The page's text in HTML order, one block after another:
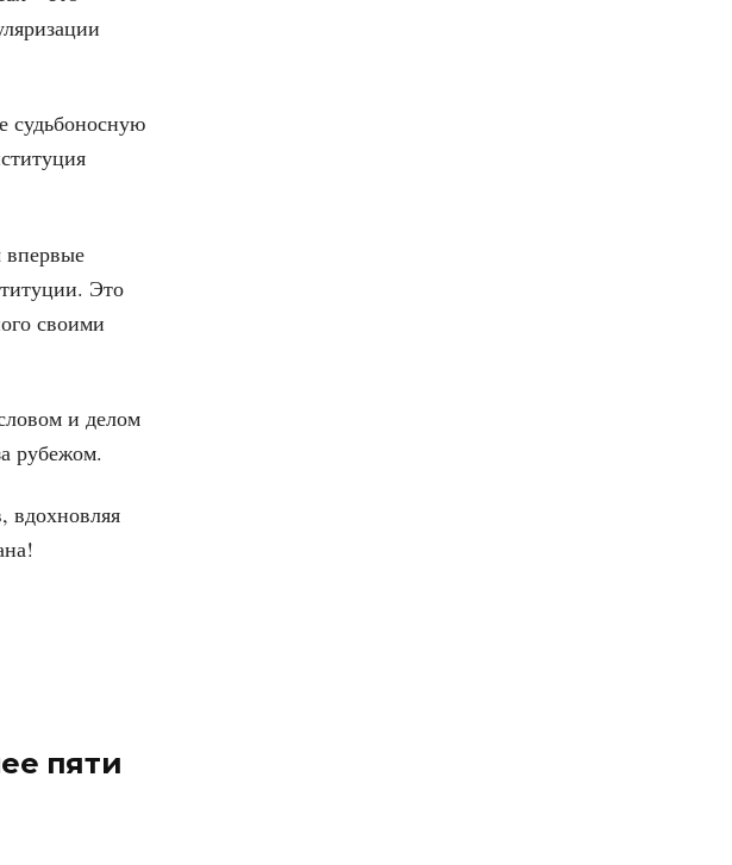
судьбоносную
впервые
Это
своими
и делом
рубежом.
вдохновляя
пяти